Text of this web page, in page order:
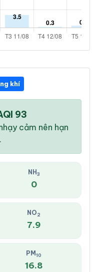
khí
93
cảm nên hạn
NH 3
0
NO2
7.9
PM 10
16.8